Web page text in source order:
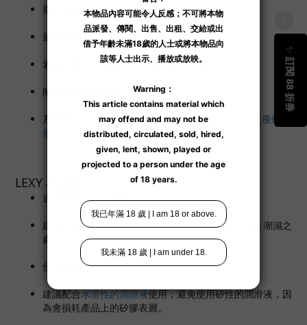
垂直褶皺的微妙快感刺激。
最刺激的垂直褶皺的螺旋完全落在了後面。
素材採用日本食品衛生法基準第 370 號標準。
附送潤滑液試用裝 12 ml。
系列其他版本：Zori Zori 榨精魅魔 超柔軟版 六重反覆螺旋
蜜穴動漫飛機杯
LEXY 小建議
適當保養內膠，可重覆多次使用。
建議收納於陰涼之處所，避免陽光直接曝曬、高溫、潮濕之
處所。
使用時如有不適，請立即停止使用。
建議配合水溶性的潤滑液使用；避免使用矽性的潤滑液，因
為會損耗產品上的矽膠表層。